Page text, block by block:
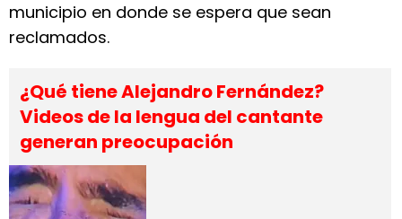
municipio en donde se espera que sean
reclamados.
¿Qué tiene Alejandro Fernández?
Videos de la lengua del cantante
generan preocupación